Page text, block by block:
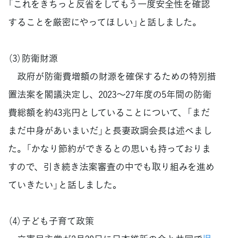
「これをきちっと反省をしてもう一度安全性を確認
することを厳密にやってほしい」と話しました。
（3）防衛財源
政府が防衛費増額の財源を確保するための特別措
置法案を閣議決定し、2023～27年度の5年間の防衛
費総額を約43兆円としていることについて、「まだ
まだ中身があいまいだ」と長妻政調会長は述べまし
た。「かなり節約ができるとの思いも持っておりま
すので、引き続き法案審査の中でも取り組みを進め
ていきたい」と話しました。
（4）子ども子育て政策